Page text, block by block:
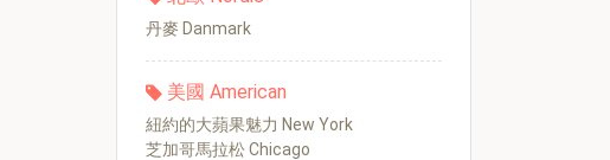
丹麥 Danmark
美國 American
紐約的大蘋果魅力 New York
芝加哥馬拉松 Chicago